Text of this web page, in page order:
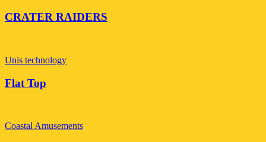
CRATER RAIDERS
Unis technology
Flat Top
Coastal Amusements